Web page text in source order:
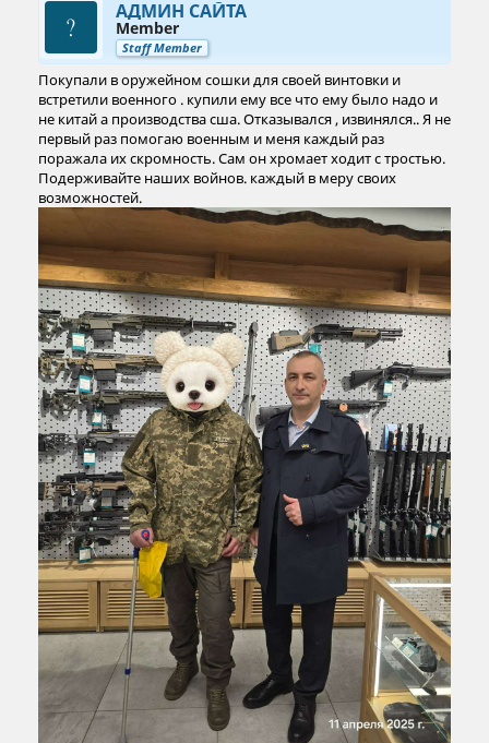
АДМИН САЙТА
Member
Staff Member
Покупали в оружейном сошки для своей винтовки и
встретили военного . купили ему все что ему было надо и
не китай а производства сша. Отказывался , извинялся.. Я не
первый раз помогаю военным и меня каждый раз
поражала их скромность. Сам он хромает ходит с тростью.
Подерживайте наших войнов. каждый в меру своих
возможностей.